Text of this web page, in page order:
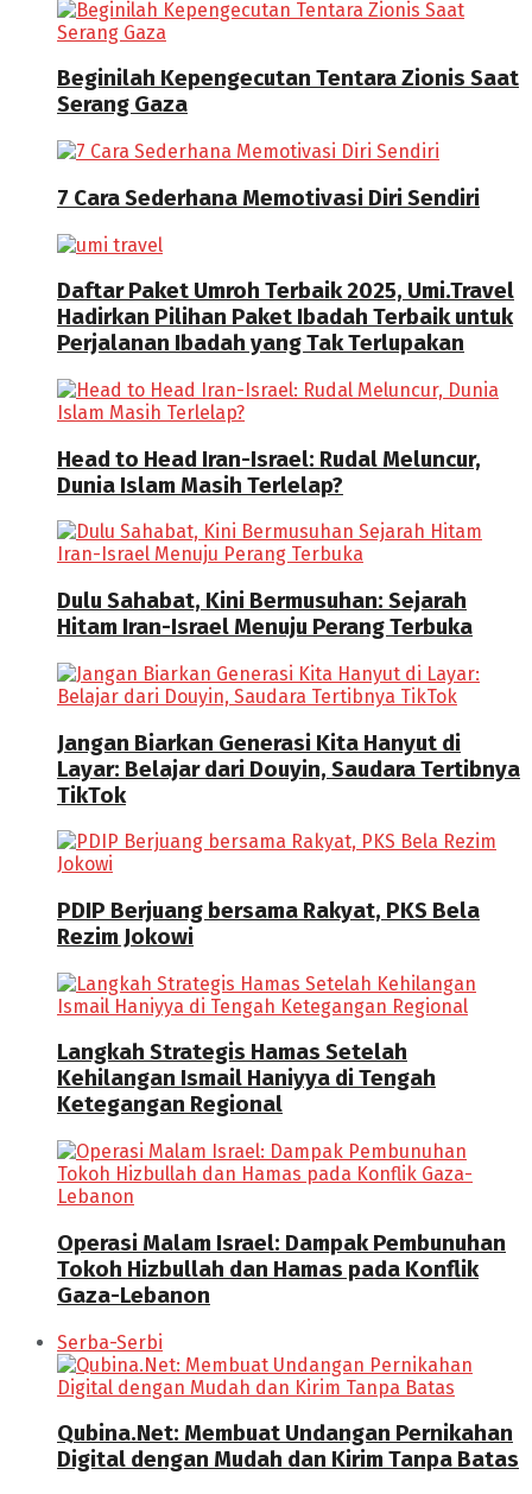
Beginilah Kepengecutan Tentara Zionis Saat
Serang Gaza
7 Cara Sederhana Memotivasi Diri Sendiri
Daftar Paket Umroh Terbaik 2025, Umi.Travel
Hadirkan Pilihan Paket Ibadah Terbaik untuk
Perjalanan Ibadah yang Tak Terlupakan
Head to Head Iran-Israel: Rudal Meluncur,
Dunia Islam Masih Terlelap?
Dulu Sahabat, Kini Bermusuhan: Sejarah
Hitam Iran-Israel Menuju Perang Terbuka
Jangan Biarkan Generasi Kita Hanyut di
Layar: Belajar dari Douyin, Saudara Tertibnya
TikTok
PDIP Berjuang bersama Rakyat, PKS Bela
Rezim Jokowi
Langkah Strategis Hamas Setelah
Kehilangan Ismail Haniyya di Tengah
Ketegangan Regional
Operasi Malam Israel: Dampak Pembunuhan
Tokoh Hizbullah dan Hamas pada Konflik
Gaza-Lebanon
Serba-Serbi
Qubina.Net: Membuat Undangan Pernikahan
Digital dengan Mudah dan Kirim Tanpa Batas